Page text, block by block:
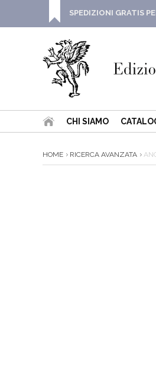
SPEDIZIONI GRATIS
CHI SIAMO
HOME RICERCA AVANZATA